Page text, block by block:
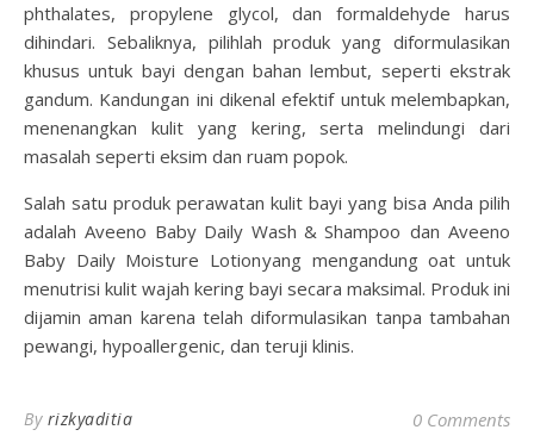
phthalates, propylene glycol, dan formaldehyde harus
dihindari. Sebaliknya, pilihlah produk yang diformulasikan
khusus untuk bayi dengan bahan lembut, seperti ekstrak
gandum. Kandungan ini dikenal efektif untuk melembapkan,
menenangkan kulit yang kering, serta melindungi dari
masalah seperti eksim dan ruam popok.
Salah satu produk perawatan kulit bayi yang bisa Anda pilih
adalah Aveeno Baby Daily Wash & Shampoo dan Aveeno
Baby Daily Moisture Lotion yang mengandung oat untuk
menutrisi kulit wajah kering bayi secara maksimal. Produk ini
dijamin aman karena telah diformulasikan tanpa tambahan
pewangi, hypoallergenic, dan teruji klinis.
By rizkyaditia 0 Comments